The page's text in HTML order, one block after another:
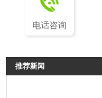
电话咨询
推荐新闻